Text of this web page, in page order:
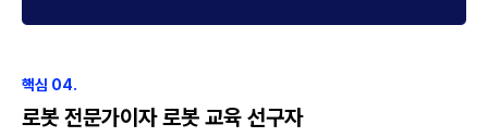
핵심 04.
로봇 전문가이자 로봇 교육 선구자